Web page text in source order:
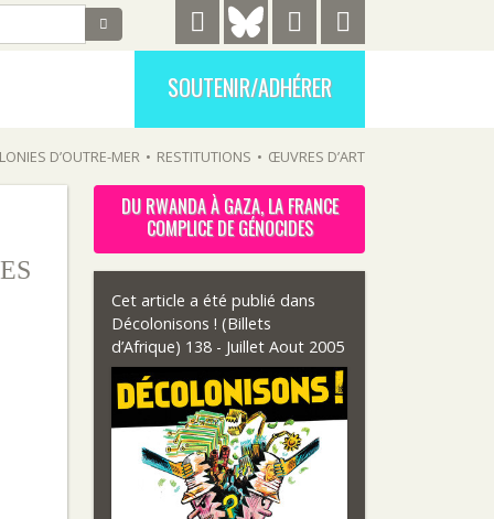
SOUTENIR/ADHÉRER
D’OUTRE-MER • RESTITUTIONS • ŒUVRES D’ART
DU RWANDA À GAZA, LA FRANCE
COMPLICE DE GÉNOCIDES
Cet article a été publié dans
Décolonisons ! (Billets
d’Afrique) 138 - Juillet Aout 2005